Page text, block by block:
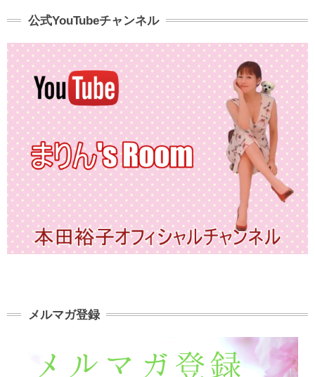
公式YouTubeチャンネル
メルマガ登録